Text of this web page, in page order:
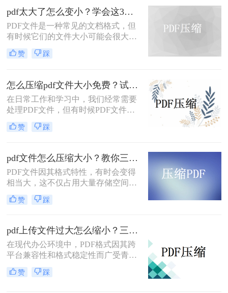
种免费且实用的PDF压缩方法。
pdf太大了怎么变小？学会这3个方法就够了！
PDF文件是一种常见的文档格式，但
有时候它们的文件大小可能会很大，
难以通过电子邮件或其他方式共享。
在这种情况下，大家可以使用以下方
大了怎么变小吧。
赞 踩
怎么压缩pdf文件大小免费？试试这二种压缩方法！
在日常工作和学习中，我们经常需要
处理PDF文件，但有时候PDF文件过
大，不便于传输和存储。那么怎么压
缩pdf文件大小免费呢？本文将介绍两
赞 踩
pdf文件怎么压缩大小？教你三种实用压缩方法！
PDF文件因其格式特性，有时会变得
相当大，这不仅占用大量存储空间，
还可能影响传输速度。那么pdf文件怎
么压缩大小呢？本文将介绍三种有效
赞 踩
pdf上传文件过大怎么缩小？三招助你轻松缩小！
在现代办公环境中，PDF格式因其跨
平台兼容性和格式稳定性而广受青
睐。然而，高清图片、复杂布局和丰
富内容往往导致PDF文件体积庞大，
赞 踩